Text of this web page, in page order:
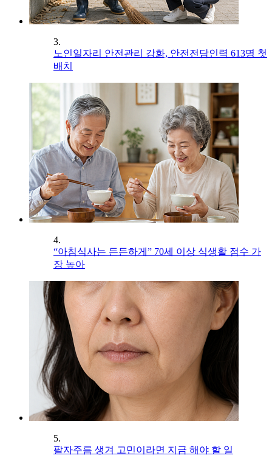
3.
노인일자리 안전관리 강화, 안전전담인력 613명 첫
배치
4.
“아침식사는 든든하게” 70세 이상 식생활 점수 가
장 높아
5.
팔자주름 생겨 고민이라면 지금 해야 할 일